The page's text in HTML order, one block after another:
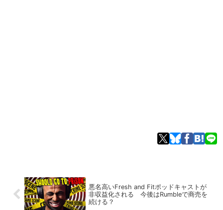
悪名高いFresh and Fitポッドキャストが
非収益化される 今後はRumbleで商売を
続ける？